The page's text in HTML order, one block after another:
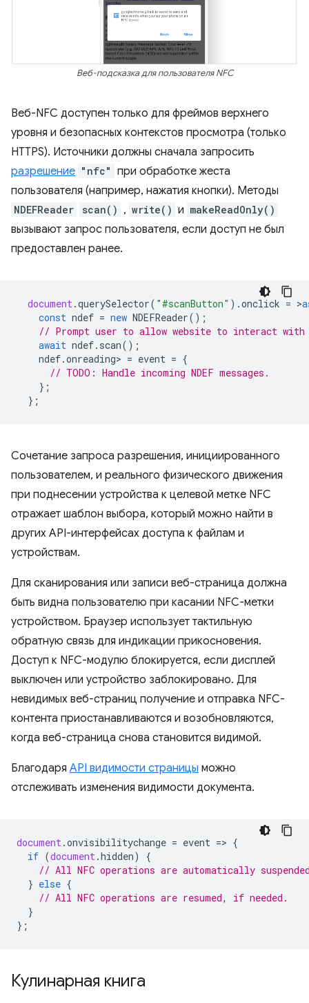
Веб-подсказка для пользователя NFC
Веб-NFC доступен только для фреймов верхнего
уровня и безопасных контекстов просмотра (только
HTTPS). Источники должны сначала запросить
разрешение "nfc" при обработке жеста
пользователя (например, нажатия кнопки). Методы
NDEFReader scan() , write() и makeReadOnly()
вызывают запрос пользователя, если доступ не был
предоставлен ранее.
document.querySelector( "#scanButton" ).onclick = >
const ndef = new NDEFReader();
// Prompt user to allow website to interact with
await ndef. scan();
ndef.onreading> = event = {
// TODO: Handle incoming NDEF messages.
};
};
Сочетание запроса разрешения, инициированного
пользователем, и реального физического движения
при поднесении устройства к целевой метке NFC
отражает шаблон выбора, который можно найти в
других API-интерфейсах доступа к файлам и
устройствам.
Для сканирования или записи веб-страница должна
быть видна пользователю при касании NFC-метки
устройством. Браузер использует тактильную
обратную связь для индикации прикосновения.
Доступ к NFC-модулю блокируется, если дисплей
выключен или устройство заблокировано. Для
невидимых веб-страниц получение и отправка NFC-
контента приостанавливаются и возобновляются,
когда веб-страница снова становится видимой.
Благодаря API видимости страницы можно
отслеживать изменения видимости документа.
document.onvisibilitychange = event => {
if (document.hidden)
{
// All NFC operations are automatically
} else {
// All NFC operations are resumed, if needed.
}
};
Кулинарная книга